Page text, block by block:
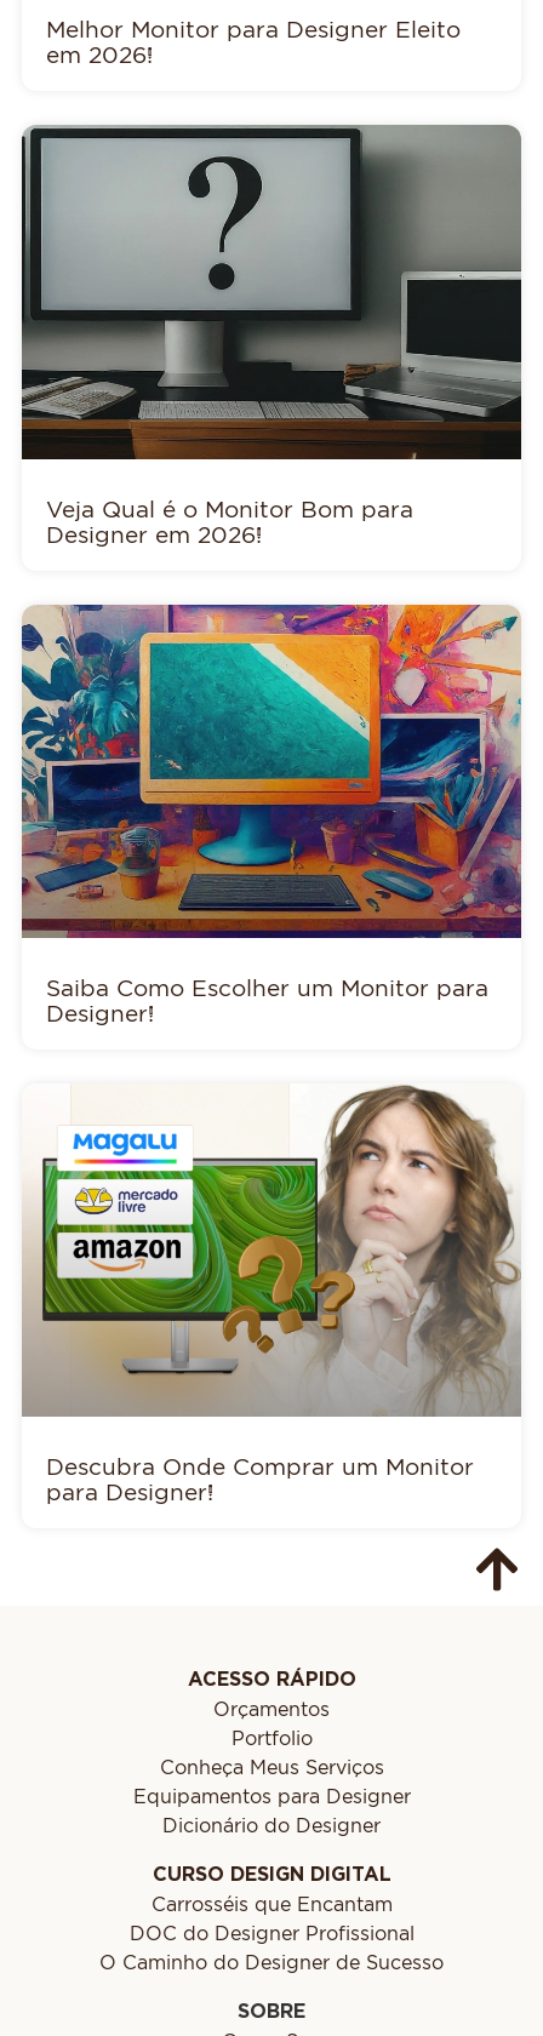
Melhor Monitor para Designer Eleito
em 2026!
Veja Qual é o Monitor Bom para
Designer em 2026!
Saiba Como Escolher um Monitor para
Designer!
Descubra Onde Comprar um Monitor
para Designer!
ACESSO RÁPIDO
Orçamentos
Portfolio
Conheça Meus Serviços
Equipamentos para Designer
Dicionário do Designer
CURSO DESIGN DIGITAL
Carrosséis que Encantam
DOC do Designer Profissional
O Caminho do Designer de Sucesso
SOBRE